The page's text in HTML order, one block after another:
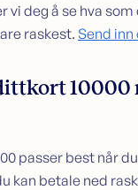
vi deg å se hva
raskest. Send inn
10000
passer best når
kan betale ned